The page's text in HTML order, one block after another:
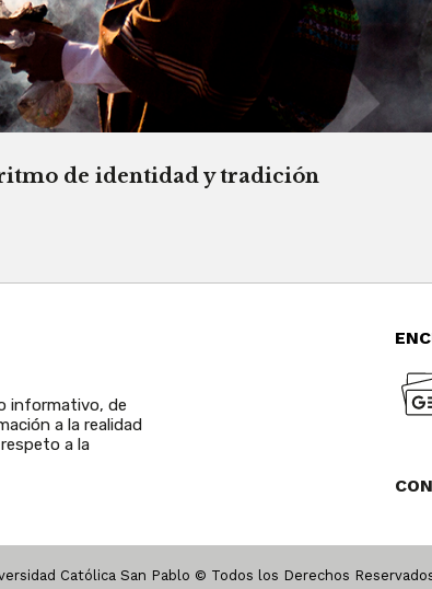
de identidad y tradición
informativo, de
a la realidad
a la
Católica San Pablo © Todos los Derechos